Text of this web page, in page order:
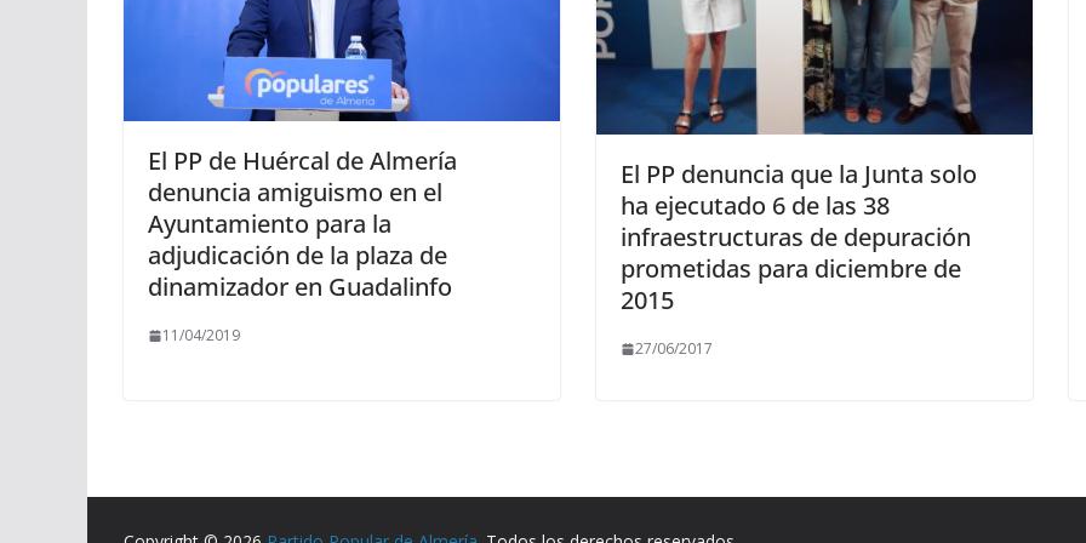
El PP de Huércal de Almería
denuncia amiguismo en el
Ayuntamiento para la
adjudicación de la plaza de
dinamizador en Guadalinfo
11/04/2019
El PP denuncia que la Junta solo
ha ejecutado 6 de las 38
infraestructuras de depuración
prometidas para diciembre de
2015
27/06/2017